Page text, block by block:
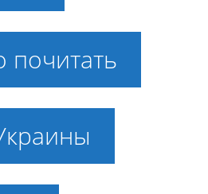
почитать